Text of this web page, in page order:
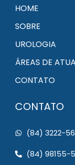
HOME
SOBRE
UROLOGIA
ÁREAS DE
CONTATO
CONTATO
(84) 3222-
(84) 98155-